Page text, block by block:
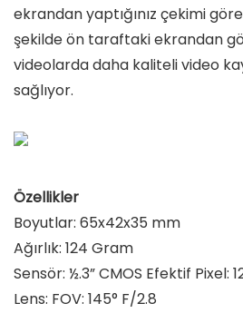
ekrandan yaptığınız çekimi
şekilde ön taraftaki ekrandan
videolarda daha kaliteli video
sağlıyor.
Özellikler
Boyutlar: 65x42x35 mm
Ağırlık: 124 Gram
Sensör: ½.3” CMOS Efektif Pixel:
Lens: FOV: 145° F/2.8